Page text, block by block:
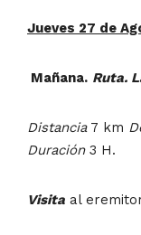
Jueves 27 de
Mañana. Ruta.
Distancia7 km
Duración3 H.
Visita al